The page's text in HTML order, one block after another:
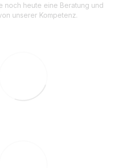
noch heute eine Beratung und
unserer Kompetenz.